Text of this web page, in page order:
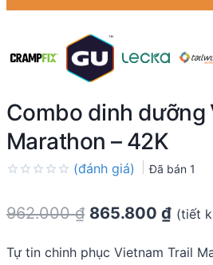
Combo dinh dưỡng
Marathon – 42K
out
(đánh giá) Đã bán 1
962.000₫ 865.800 ₫ (tiết
Tự tin chinh phục Vietnam Trail